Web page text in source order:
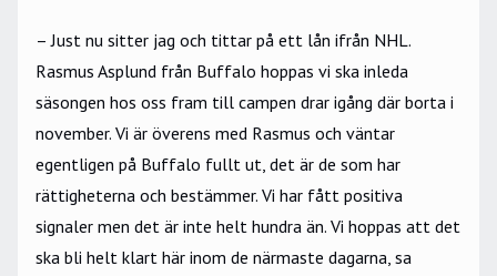
– Just nu sitter jag och tittar på ett lån ifrån NHL.
Rasmus Asplund från Buffalo hoppas vi ska inleda
säsongen hos oss fram till campen drar igång där borta i
november. Vi är överens med Rasmus och väntar
egentligen på Buffalo fullt ut, det är de som har
rättigheterna och bestämmer. Vi har fått positiva
signaler men det är inte helt hundra än. Vi hoppas att det
ska bli helt klart här inom de närmaste dagarna, sa